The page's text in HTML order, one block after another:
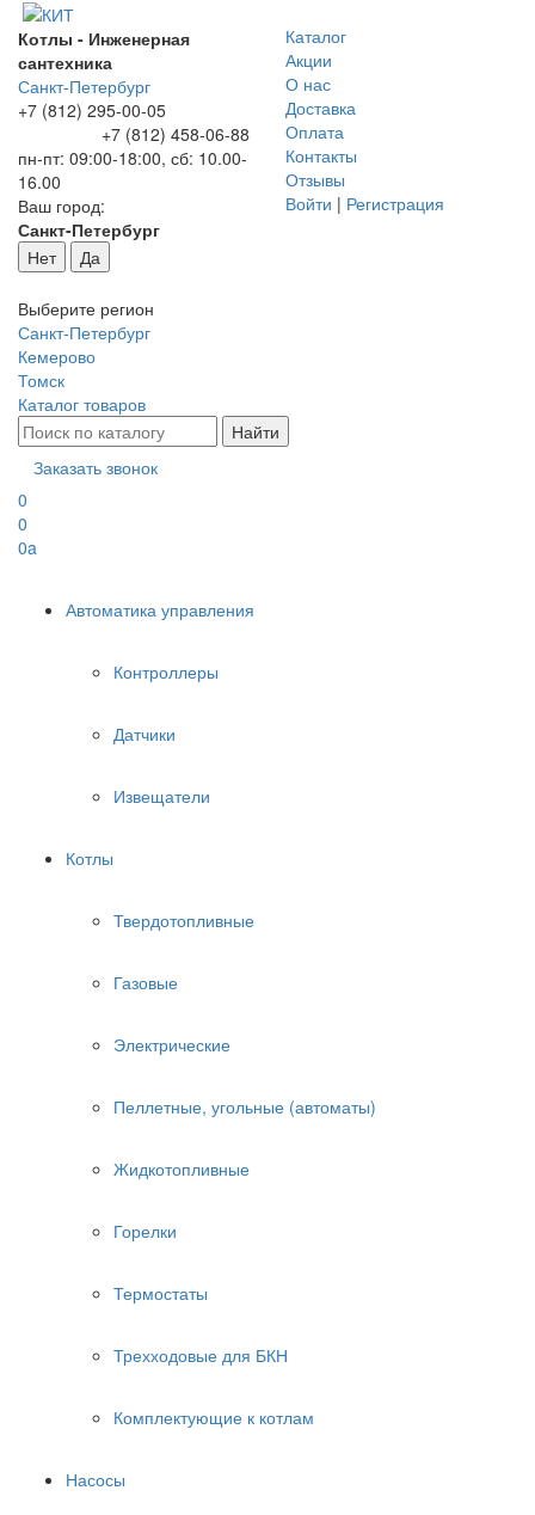
Котлы - Инженерная
сантехника
Санкт-Петербург
+7 (812) 295-00-05
+7 (812) 458-06-88
пн-пт: 09:00-18:00, сб: 10.00-
16.00
Ваш город:
Санкт-Петербург
Нет
Да
Выберите регион
Санкт-Петербург
Кемерово
Томск
Каталог
Акции
О нас
Доставка
Оплата
Контакты
Отзывы
Войти | Регистрация
Каталог товаров
Заказать звонок
0
0
0a
Автоматика управления
Контроллеры
Датчики
Извещатели
Котлы
Твердотопливные
Газовые
Электрические
Пеллетные, угольные (автоматы)
Жидкотопливные
Горелки
Термостаты
Трехходовые для БКН
Комплектующие к котлам
Насосы